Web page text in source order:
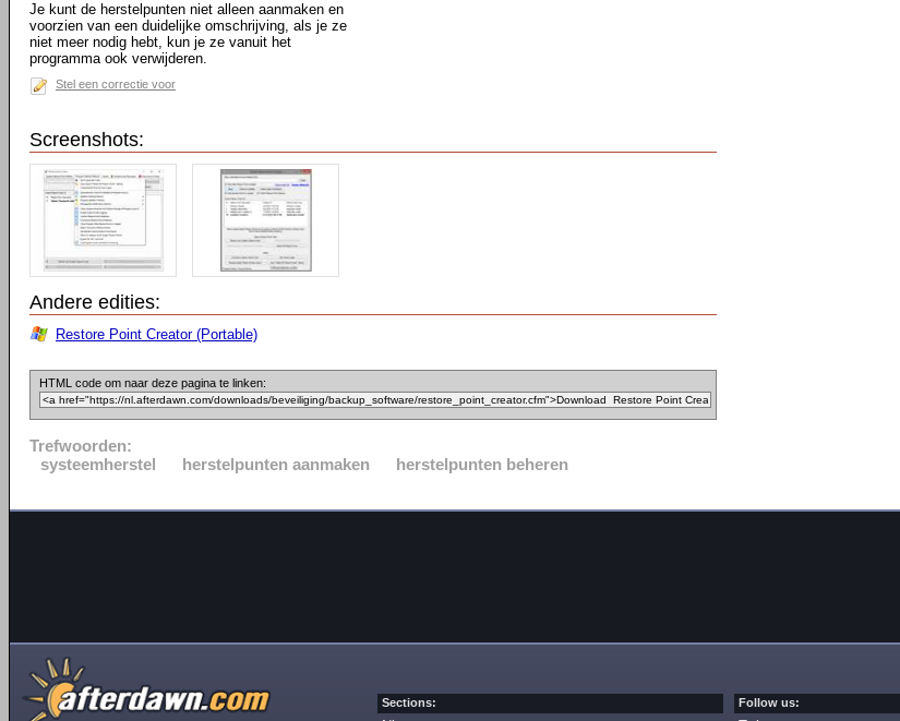
Je kunt de herstelpunten niet alleen aanmaken en
voorzien van een duidelijke omschrijving, als je ze
niet meer nodig hebt, kun je ze vanuit het
programma ook verwijderen.
Stel een correctie voor
Screenshots:
Andere edities:
Restore Point Creator (Portable)
HTML code om naar deze pagina te linken:
Trefwoorden:
systeemherstel
herstelpunten aanmaken herstelpunten beheren
Sections: Follow us: